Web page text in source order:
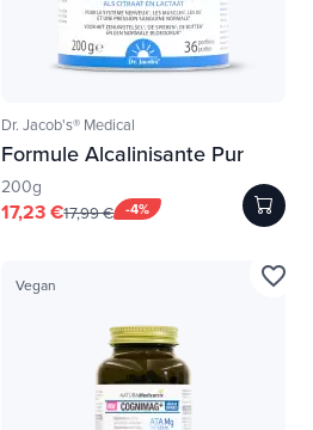
Dr. Jacob's® Medical
Formule Alcalinisante Pur
200g
-4%
17,23 €17,99 €
Vegan favorite_border